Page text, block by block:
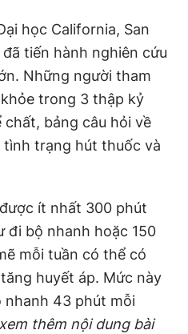
học California, San
tiến hành nghiên cứu
Những người tham
trong 3 thập kỷ
bảng câu hỏi về
trạng hút thuốc và
ít nhất 300 phút
đi bộ nhanh hoặc 150
mỗi tuần có thể có
huyết áp. Mức này
43 phút mỗi
thêm nội dung bài